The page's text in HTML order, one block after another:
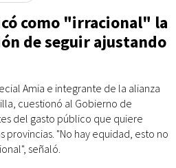
como "irracional" la
de seguir ajustando
Amia e integrante de la alianza
cuestionó al Gobierno de
del gasto público que quiere
"No hay equidad, esto no
señaló.